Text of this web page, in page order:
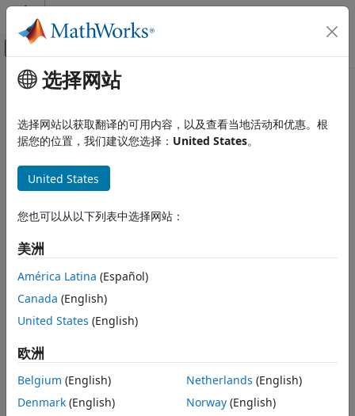
跳到内容
画布外导航菜单切换
文档主页
System Composer
描述序列图
findElement
语法
描述
输出参量
详细信息
版本历史记录
另请参阅
主要内容
本页采用了机器翻译。点击此处可查看英文原文。
findElement
在交互中查找元素
自 R2024b 起
语法
element = findElement(interaction,UUID)
说明
element= findElement(
示例
示例
选择网站
选择网站以获取翻译的可用内容，以及查看当地活动和优惠。根
据您的位置，我们建议您选择： United States。
United States
您也可以从以下列表中选择网站：
美洲
América Latina (Español)
Canada (English)
United States (English)
欧洲
Belgium (English)
Denmark (English)
Netherlands (English)
Norway(English)